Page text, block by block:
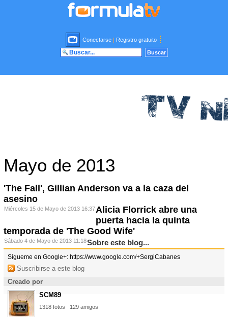
Conectarse | Registro gratuito
Mayo de 2013
'The Fall', Gillian Anderson va a la caza del
asesino
Miércoles 15 de Mayo de 2013 16:37Alicia Florrick abre una
puerta hacia la quinta
temporada de 'The Good Wife'
Sábado 4 de Mayo de 2013 11:18Sobre este blog...
Sígueme en Google+: https://www.google.com/+SergiCabanes
Suscribirse a este blog
Creado por
SCM89
1318 fotos 129 amigos